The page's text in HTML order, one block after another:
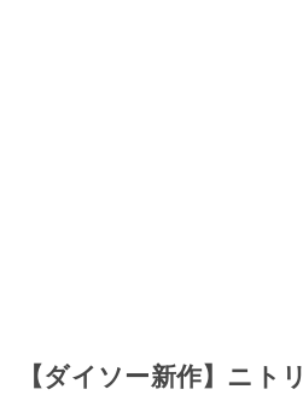
【ダイソー新作】ニト